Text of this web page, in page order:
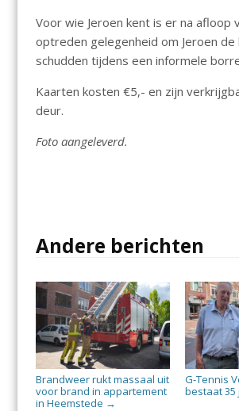
Voor wie Jeroen kent is er na afloop
optreden gelegenheid om Jeroen de
schudden tijdens een informele
Kaarten kosten €5,- en zijn
deur.
Foto aangeleverd.
Andere berichten
Brandweer rukt massaal uit
voor brand in appartement
in Heemstede →
G-Tennis
bestaat 35